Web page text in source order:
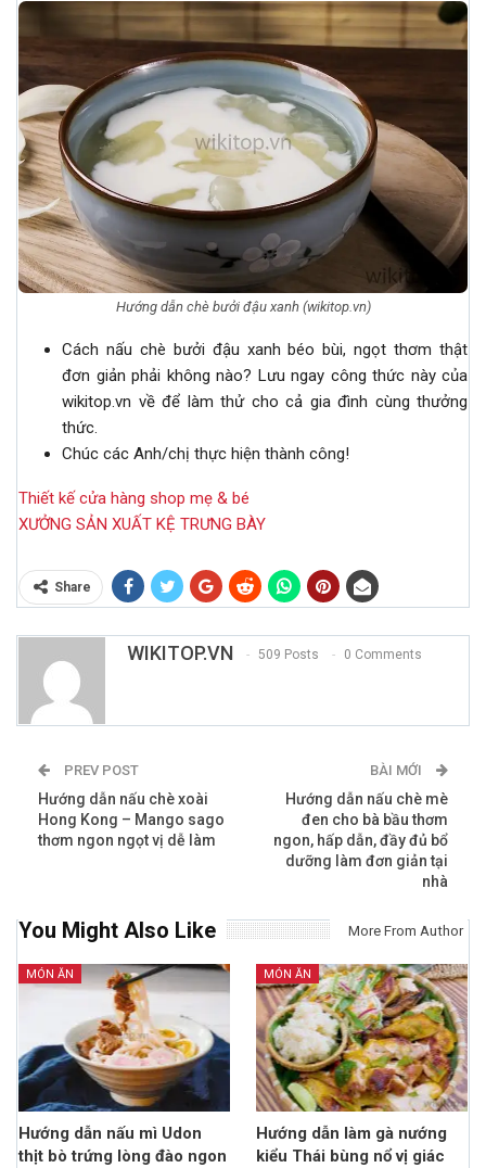
Hướng dẫn chè bưởi đậu xanh (wikitop.vn)
Cách nấu chè bưởi đậu xanh béo bùi, ngọt thơm thật
đơn giản phải không nào? Lưu ngay công thức này của
wikitop.vn về để làm thử cho cả gia đình cùng thưởng
thức.
Chúc các Anh/chị thực hiện thành công!
Thiết kế cửa hàng shop mẹ & bé
XƯỞNG SẢN XUẤT KỆ TRƯNG BÀY
Share
WIKITOP.VN 509 Posts 0 Comments
PREV POST
Hướng dẫn nấu chè xoài
Hong Kong – Mango sago
thơm ngon ngọt vị dễ làm
BÀI MỚI
Hướng dẫn nấu chè mè
đen cho bà bầu thơm
ngon, hấp dẫn, đầy đủ bổ
dưỡng làm đơn giản tại
nhà
You Might Also Like More From Author
MÓN ĂN
Hướng dẫn nấu mì Udon
thịt bò trứng lòng đào ngon
MÓN ĂN
Hướng dẫn làm gà nướng
kiểu Thái bùng nổ vị giác